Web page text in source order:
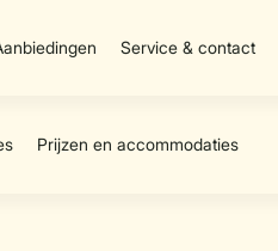
Service & contact